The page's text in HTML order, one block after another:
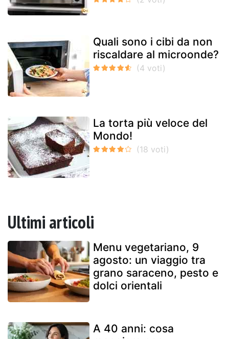
Quali sono i cibi da non
riscaldare al microonde?
La torta più veloce del
Mondo!
Ultimi articoli
Menu vegetariano, 9
agosto: un viaggio tra
grano saraceno, pesto e
dolci orientali
A 40 anni: cosa